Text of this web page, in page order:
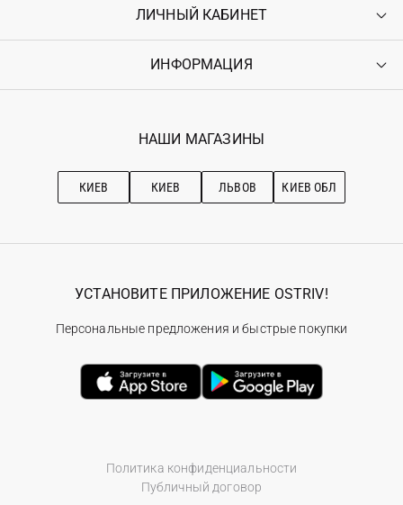
Контакты
Возврат
Гарантия
ЛИЧНЫЙ КАБИНЕТ
Войти
Ostriv Club+
ИНФОРМАЦИЯ
Наши магазини
Рекомендации по уходу
НАШИ МАГАЗИНЫ
КИЕВ КИЕВ ЛЬВОВ КИЕВ ОБЛ
Политика конфиденциальности
Публичный договор
УСТАНОВИТЕ ПРИЛОЖЕНИЕ OSTRIV!
Персональные предложения и быстрые покупки